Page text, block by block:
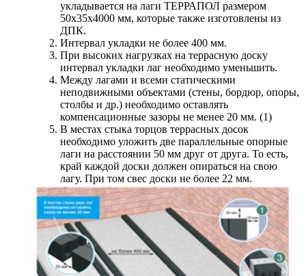
укладывается на лаги ТЕРРАПОЛ размером
50х35х4000 мм, которые также изготовлены из
ДПК.
Интервал укладки не более 400 мм.
При высоких нагрузках на террасную доску
интервал укладки лаг необходимо уменьшить.
Между лагами и всеми статическими
неподвижными объектами (стены, бордюр, опоры,
столбы и др.) необходимо оставлять
компенсационные зазоры не менее 20 мм. (1)
В местах стыка торцов террасных досок
необходимо уложить две параллельные опорные
лаги на расстоянии 50 мм друг от друга. То есть,
край каждой доски должен опираться на свою
лагу. При том свес доски не более 22 мм.